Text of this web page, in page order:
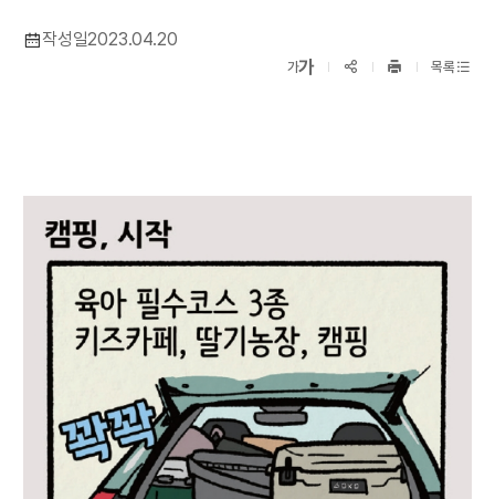
작성일2023.04.20
가축소보기
가확대보기SNS공유
프린트
목록